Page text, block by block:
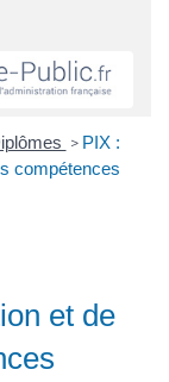
> PIX :
compétences
et de